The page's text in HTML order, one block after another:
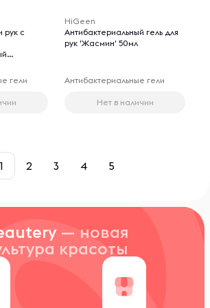
рук с
гели
HiGeen
Антибактериальный гель для
рук 'Жасмин' 50мл
Антибактериальные гели
Нет в наличии
1 2 3 4 5
— новая
красоты